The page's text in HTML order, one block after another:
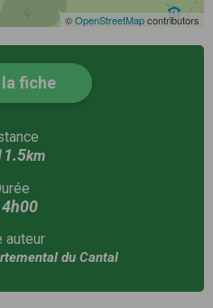
©OpenStreetMapcontributors
fiche
km
4h00
auteur
du Cantal